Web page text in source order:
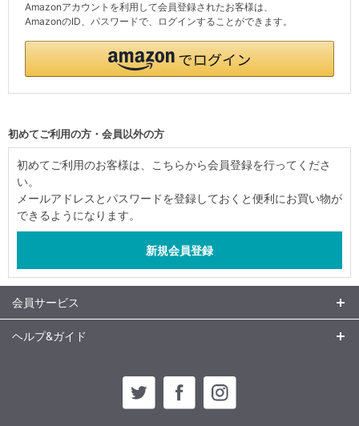
Amazonアカウントを利用して会員登録されたお客様は、
AmazonのID、パスワードで、ログインすることができます。
初めてご利用の方・会員以外の方
初めてご利用のお客様は、こちらから会員登録を行ってくださ
い。
メールアドレスとパスワードを登録しておくと便利にお買い物が
できるようになります。
会員サービス
ヘルプ&ガイド